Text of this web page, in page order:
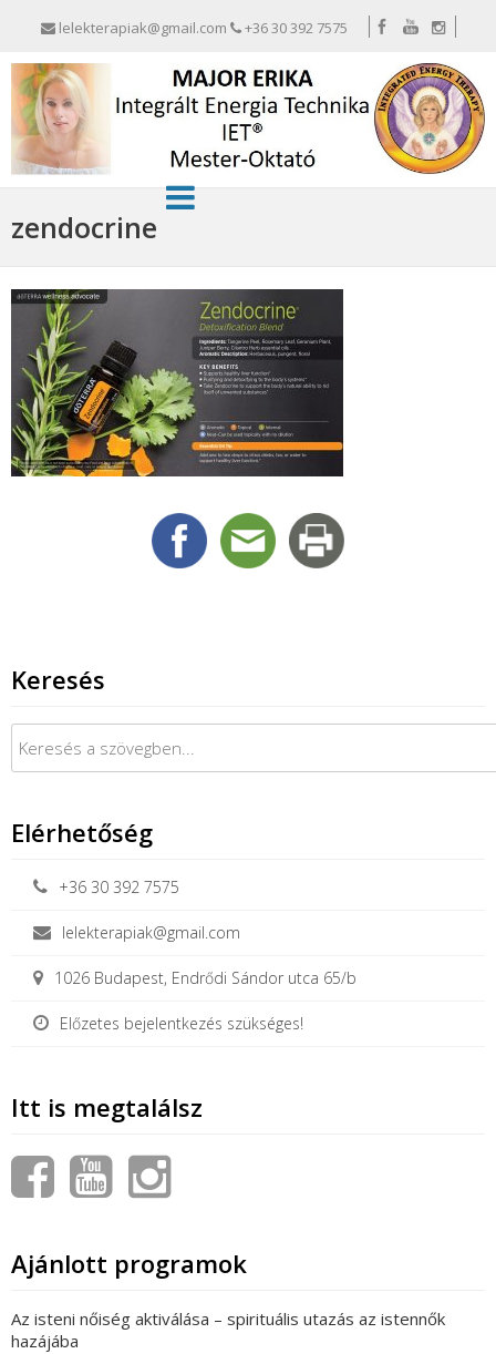
lelekterapiak@gmail.com +36 30 392 7575
zendocrine
Keresés
Keresés:
Elérhetőség
+36 30 392 7575
lelekterapiak@gmail.com
1026 Budapest, Endrődi Sándor utca 65/b
Előzetes bejelentkezés szükséges!
Itt is megtalálsz
Ajánlott programok
Az isteni nőiség aktiválása – spirituális utazás az istennők
hazájába